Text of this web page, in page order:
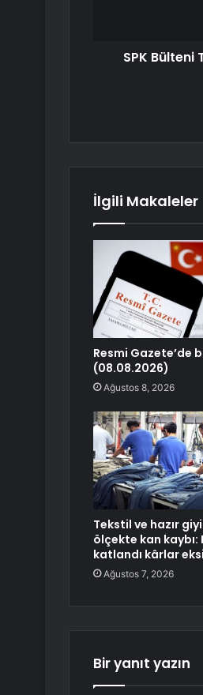
SPK
İlgili Makaleler
Resmi Gazete’de
(08.08.2026)
Ağustos 8, 2026
Tekstil ve hazır
ölçekte kan kaybı:
katlandı kârlar
Ağustos 7, 2026
Bir yanıt yazın